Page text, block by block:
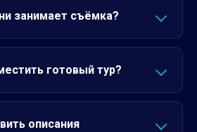
занимает съёмка?
готовый тур?
описания